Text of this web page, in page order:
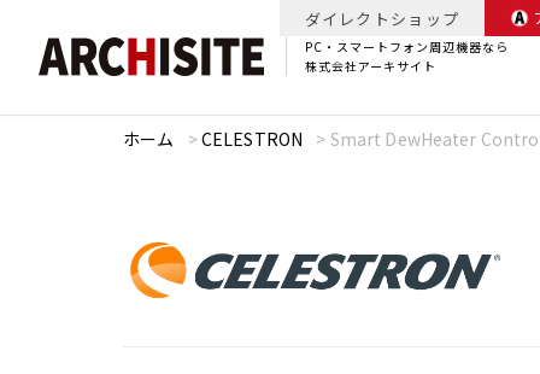
PC・スマートフォン周辺機器なら
株式会社アーキサイト
ダイレクトショップ
ホーム >CELESTRON > Smart DewHeater